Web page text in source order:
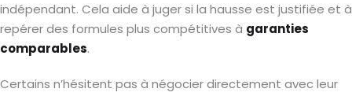
indépendant. Cela aide à juger si la hausse est justifiée et à
repérer des formules plus compétitives à garanties
comparables.
Certains n’hésitent pas à négocier directement avec leur